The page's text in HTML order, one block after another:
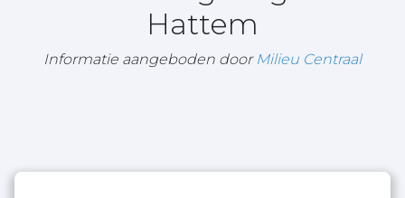
Hattem
Informatie aangeboden door Milieu Centraal